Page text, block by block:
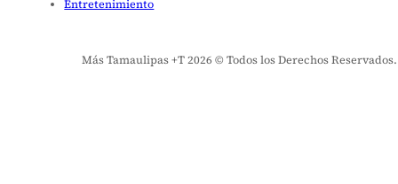
Entretenimiento
Más Tamaulipas +T 2026 © Todos los Derechos